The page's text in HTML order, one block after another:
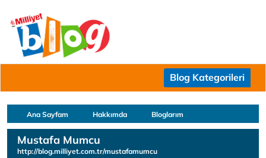
Blog Kategorileri
Ana Sayfam Hakkımda Bloglarım
Mustafa Mumcu
http://blog.milliyet.com.tr/mustafamumcu